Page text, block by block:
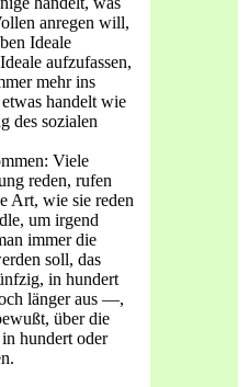
anregen will,
Ideale
aufzufassen,
mehr ins
handelt wie
des sozialen
Viele
reden, rufen
Art, wie sie reden
um irgend
immer die
soll, das
in hundert
länger aus —,
über die
hundert oder